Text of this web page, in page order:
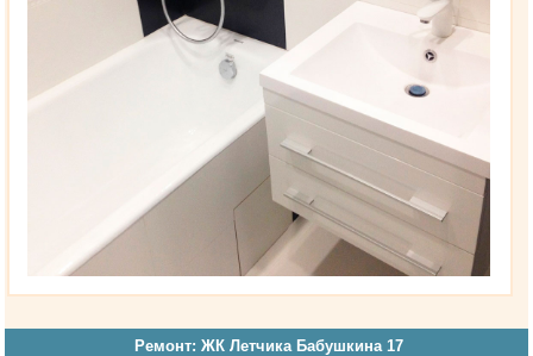
Ремонт: ЖК Летчика Бабушкина 17